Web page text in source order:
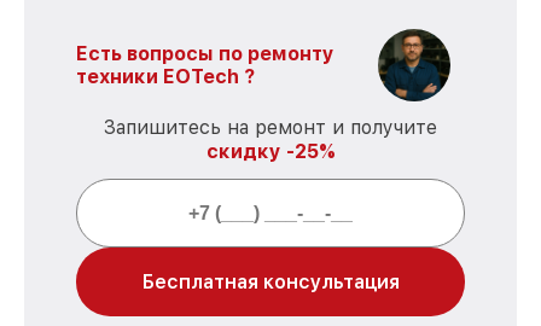
Есть вопросы по ремонту
техники EOTech ?
Запишитесь на ремонт и получите
скидку -25%
Бесплатная консультация